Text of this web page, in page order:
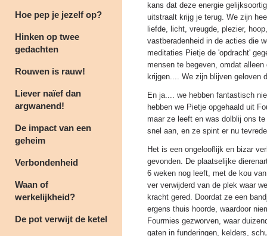
Hoe pep je jezelf op?
Hinken op twee
gedachten
Rouwen is rauw!
Liever naïef dan
argwanend!
De impact van een
geheim
Verbondenheid
Waan of
werkelijkheid?
De pot verwijt de ketel
kans dat deze energie
uitstraalt krijg je terug. We zijn
liefde, licht, vreugde, plezier,
vastberadenheid in de acties die
meditaties Pietje de 'opdracht'
mensen te begeven, omdat
krijgen.... We zijn blijven geloven
En ja.... we hebben fantastisch
hebben we Pietje opgehaald uit
maar ze leeft en was dolblij ons
snel aan, en ze spint er nu
Het is een ongelooflijk en bizar
gevonden. De plaatselijke
6 weken nog leeft, met de kou
ver verwijderd van de plek waar
kracht gered. Doordat ze een
ergens thuis hoorde, waardoor
Fourmies gezworven, waar
gaten in funderingen, kelders,